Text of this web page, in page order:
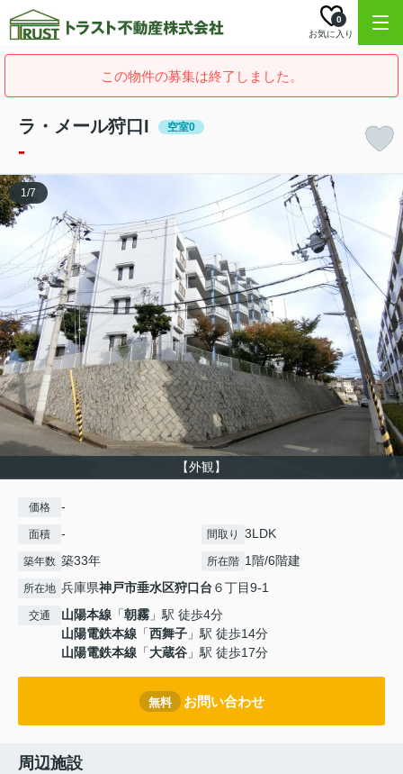
お気に入り
0
この物件の募集は終了しました。
ラ・メール狩口I 空室0
-
【外観】
1/7
価格 -
面積 - 間取り 3LDK
築年数 築33年 所在階 1階/6階建
所在地 兵庫県神戸市垂水区狩口台 ６丁目9-1
交通 山陽本線 「朝霧 」駅 徒歩4分
山陽電鉄本線 「西舞子 」駅 徒歩14分
山陽電鉄本線 「大蔵谷 」駅 徒歩17分
無料 お問い合わせ
周辺施設